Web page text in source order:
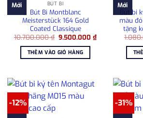
Mới BÚT BI
Bút Bi Montblanc
Meisterstück 164 Gold
Coated Classique
10.700.000₫ Giá
là:
10.700.000 ₫.
9.500.000₫Giá
hiện
9.500.000 ₫.
THÊM VÀO GIỎ HÀNG
Mới
Bút bi
màu
tặng
-12% -31%